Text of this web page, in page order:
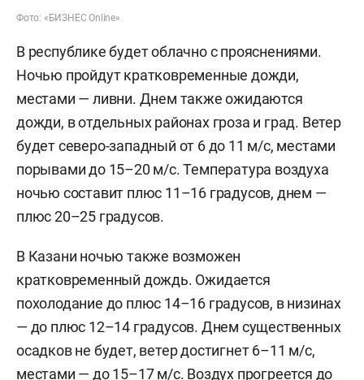
Фото: «БИЗНЕС Online»
В республике будет облачно с прояснениями.
Ночью пройдут кратковременные дожди,
местами — ливни. Днем также ожидаются
дожди, в отдельных районах гроза и град. Ветер
будет северо-западный от 6 до 11 м/с, местами
порывами до 15–20 м/с. Температура воздуха
ночью составит плюс 11–16 градусов, днем —
плюс 20–25 градусов.
В Казани ночью также возможен
кратковременный дождь. Ожидается
похолодание до плюс 14–16 градусов, в низинах
— до плюс 12–14 градусов. Днем существенных
осадков не будет, ветер достигнет 6–11 м/c,
местами — до 15–17 м/с. Воздух прогреется до